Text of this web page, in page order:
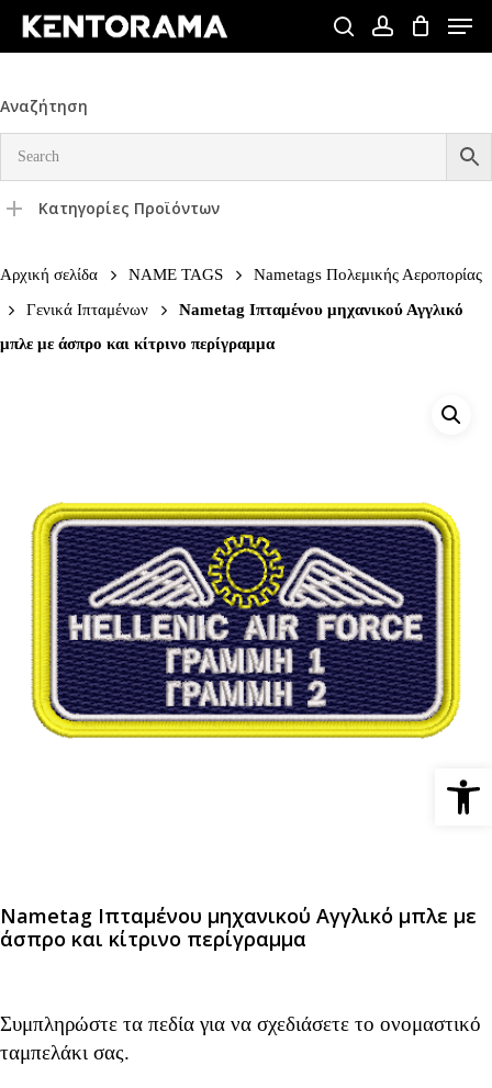
Skip
content
searchaccount
Menu
Αναζήτηση
Κατηγορίες Προϊόντων
Αρχική σελίδα NAME TAGS
Nametags Πολεμικής Αεροπορίας
Γενικά Ιπταμένων
Nametag Ιπταμένου μηχανικού Αγγλικό
μπλε με άσπρο και κίτρινο περίγραμμα
Nametag Ιπταμένου μηχανικού Αγγλικό μπλε με
άσπρο και κίτρινο περίγραμμα
Συμπληρώστε τα πεδία για να σχεδιάσετε το ονομαστικό
ταμπελάκι σας.